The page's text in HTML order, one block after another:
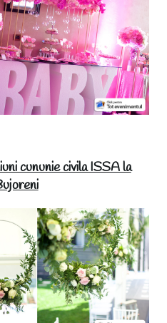
cununie civila ISSA la